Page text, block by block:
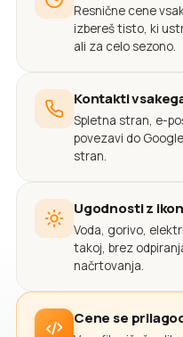
Resnične cene
izbereš tisto, ki
ali za celo sezono.
Kontakti
Spletna stran, e-
povezavi do
stran.
Ugodnosti z
Voda, gorivo,
takoj, brez
načrtovanja.
Cene se